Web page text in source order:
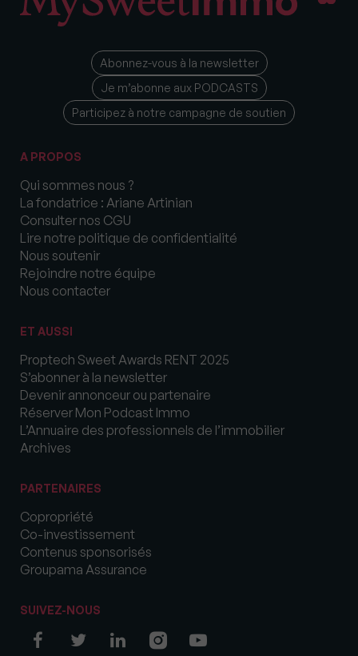
Abonnez-vous à la newsletter
Je m’abonne aux PODCASTS
Participez à notre campagne de soutien
A PROPOS
Qui sommes nous ?
La fondatrice : Ariane Artinian
Consulter nos CGU
Lire notre politique de confidentialité
Nous soutenir
Rejoindre notre équipe
Nous contacter
ET AUSSI
Proptech Sweet Awards RENT 2025
S’abonner à la newsletter
Devenir annonceur ou partenaire
Réserver Mon Podcast Immo
L’Annuaire des professionnels de l’immobilier
Archives
PARTENAIRES
Copropriété
Co-investissement
Contenus sponsorisés
Groupama Assurance
SUIVEZ-NOUS